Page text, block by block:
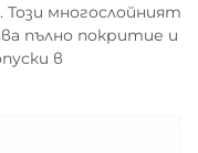
многослойният
пълно покритие и
в